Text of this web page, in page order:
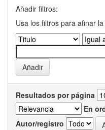
Añadir filtros:
Usa los filtros para afinar
Resultados por página
En
Autor/registro